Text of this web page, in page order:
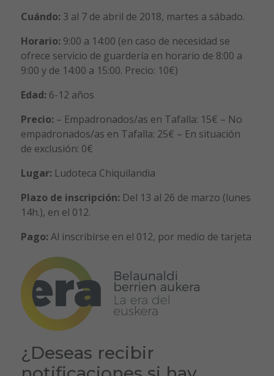
Cuándo: 3 al 7 de abril de 2018, martes a sábado.
Horario: 9:00 a 14:00 (en caso de necesidad se
ofrece servicio de guardería en horario de 8:00 a
9:00 y de 14:00 a 15:00. Precio: 10€)
Edad: 6-12 años
Precio: – Empadronados/as en Tafalla: 15€ – No
empadronados/as en Tafalla: 25€ – En situación
de exclusión: 0€
Lugar: Ludoteca Chiquilandia
Plazo de inscripción: Del 13 al 26 de marzo (lunes
14h.), en el 012.
Pago: Al inscribirse en el 012, por medio de tarjeta
¿Deseas recibir